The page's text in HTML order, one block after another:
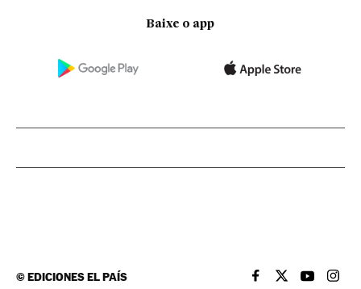
Baixe o app
©EDICIONES EL PAÍS EL PAÍS BRASIL EN
EL PAÍSEL PAÍS
EL